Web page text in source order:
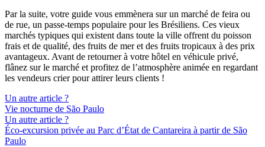
Par la suite, votre guide vous emmènera sur un marché de feira ou
de rue, un passe-temps populaire pour les Brésiliens. Ces vieux
marchés typiques qui existent dans toute la ville offrent du poisson
frais et de qualité, des fruits de mer et des fruits tropicaux à des prix
avantageux. Avant de retourner à votre hôtel en véhicule privé,
flânez sur le marché et profitez de l’atmosphère animée en regardant
les vendeurs crier pour attirer leurs clients !
Un autre article ?
Vie nocturne de São Paulo
Un autre article ?
Éco-excursion privée au Parc d’État de Cantareira à partir de São
Paulo